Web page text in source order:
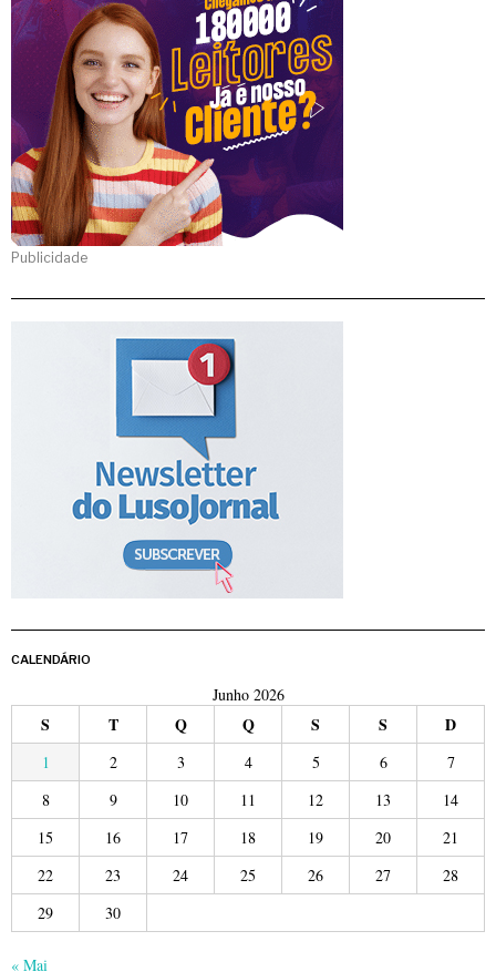
Publicidade
CALENDÁRIO
Junho 2026
S T Q Q S S D
1 2 3 4 5 6
7
8
9 10 11 12 13
14
15
16 17 18 19 20
21
22
23 24 25 26 27
28
29
30
« Mai